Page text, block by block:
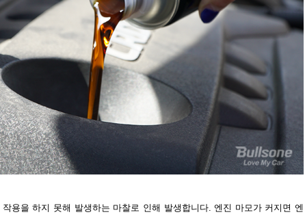
용을 하지 못해 발생하는 마찰로 인해 발생합니다. 엔진 마모가 커지면 엔